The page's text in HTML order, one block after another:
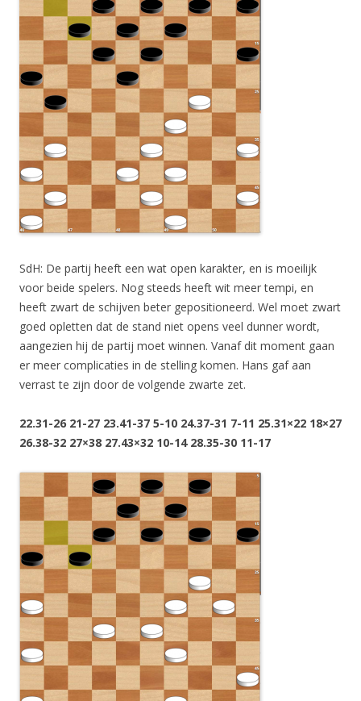
SdH: De partij heeft een wat open karakter, en is moeilijk
voor beide spelers. Nog steeds heeft wit meer tempi, en
heeft zwart de schijven beter gepositioneerd. Wel moet zwart
goed opletten dat de stand niet opens veel dunner wordt,
aangezien hij de partij moet winnen. Vanaf dit moment gaan
er meer complicaties in de stelling komen. Hans gaf aan
verrast te zijn door de volgende zwarte zet.
22.31-26 21-27 23.41-37 5-10 24.37-31 7-11 25.31×22 18×27
26.38-32 27×38 27.43×32 10-14 28.35-30 11-17